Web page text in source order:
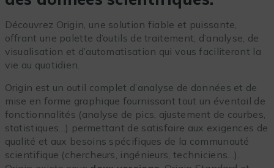
Découvrez Origin, une solution fiable et puissante,
offrant une palette d’outils de traitement, d’analyse, de
visualisation et d’automatisation qui vous faciliteront la
vie au quotidien.
Origin est un outil complet d’analyse de données et de
mise en forme graphique fournissant tout un éventail de
fonctionnalités (analyse de pics, ajustement de courbes,
statistiques…) permettant de satisfaire aux exigences de
qualité et aux besoins spécifiques de la communauté
scientifique (chercheurs, ingénieurs, techniciens…).